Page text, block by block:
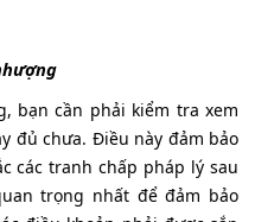
bạn cần phải kiểm tra xem
đủ chưa. Điều này đảm bảo
các tranh chấp pháp lý sau
trọng nhất để đảm bảo